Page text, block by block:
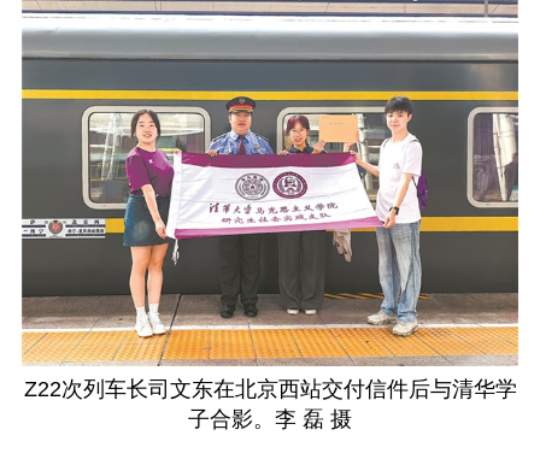
Z22次列车长司文东在北京西站交付信件后与清华学
子合影。李 磊 摄